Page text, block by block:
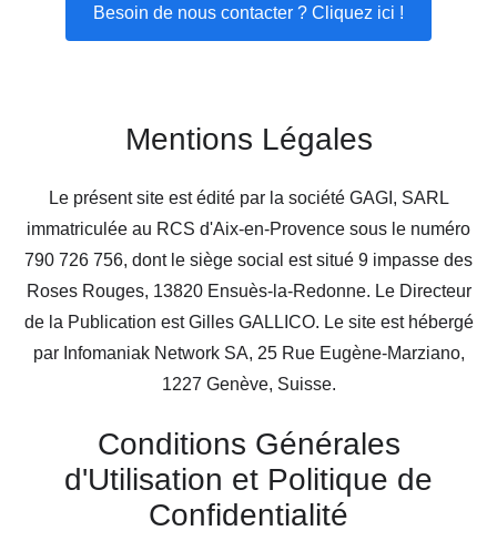
Besoin de nous contacter ? Cliquez ici !
Mentions Légales
Le présent site est édité par la société GAGI, SARL
immatriculée au RCS d'Aix-en-Provence sous le numéro
790 726 756, dont le siège social est situé 9 impasse des
Roses Rouges, 13820 Ensuès-la-Redonne. Le Directeur
de la Publication est Gilles GALLICO. Le site est hébergé
par Infomaniak Network SA, 25 Rue Eugène-Marziano,
1227 Genève, Suisse.
Conditions Générales
d'Utilisation et Politique de
Confidentialité